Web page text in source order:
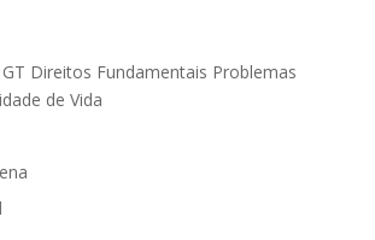
Direitos Fundamentais Problemas
de Vida